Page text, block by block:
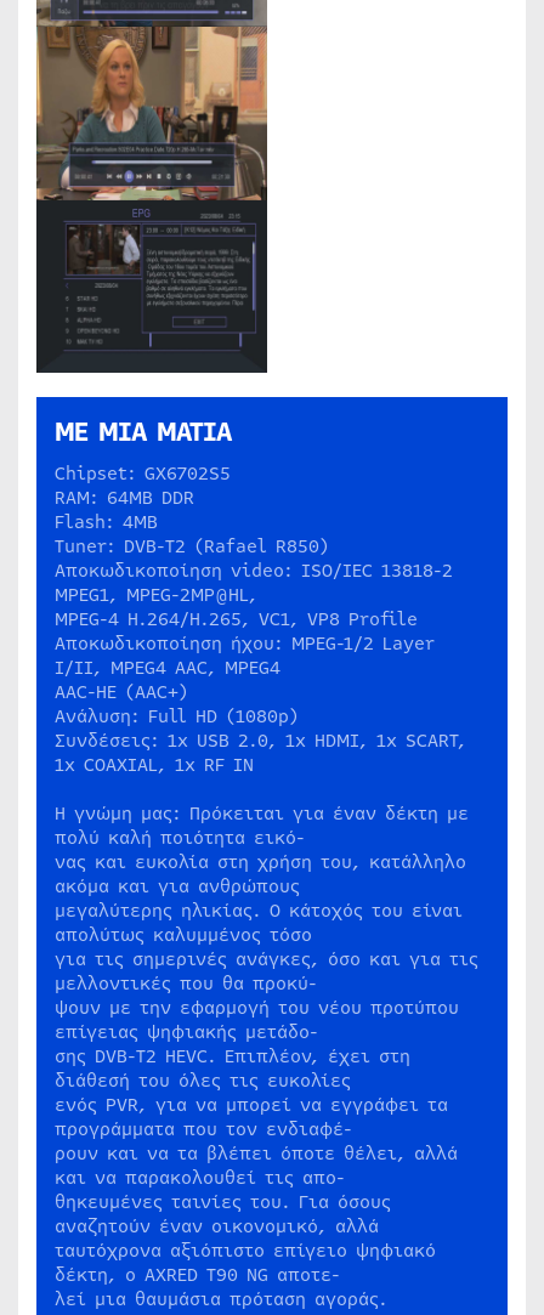
ΜΕ ΜΙΑ ΜΑΤΙΑ
Chipset: GX6702S5
RAM: 64MB DDR
Flash: 4MB
Tuner: DVB-T2 (Rafael R850)
Αποκωδικοποίηση video: ISO/IEC 13818-2
MPEG1, MPEG-2MP@HL,
MPEG-4 H.264/H.265, VC1, VP8 Profile
Αποκωδικοποίηση ήχου: MPEG-1/2 Layer
I/II, MPEG4 AAC, MPEG4
AAC-HE (AAC+)
Ανάλυση: Full HD (1080p)
Συνδέσεις: 1x USB 2.0, 1x HDMI, 1x SCART,
1x COAXIAL, 1x RF IN
Η γνώμη μας: Πρόκειται για έναν δέκτη με
πολύ καλή ποιότητα εικό-
νας και ευκολία στη χρήση του, κατάλληλο
ακόμα και για ανθρώπους
μεγαλύτερης ηλικίας. Ο κάτοχός του είναι
απολύτως καλυμμένος τόσο
για τις σημερινές ανάγκες, όσο και για τις
μελλοντικές που θα προκύ-
ψουν με την εφαρμογή του νέου προτύπου
επίγειας ψηφιακής μετάδο-
σης DVB-T2 HEVC. Επιπλέον, έχει στη
διάθεσή του όλες τις ευκολίες
ενός PVR, για να μπορεί να εγγράφει τα
προγράμματα που τον ενδιαφέ-
ρουν και να τα βλέπει όποτε θέλει, αλλά
και να παρακολουθεί τις απο-
θηκευμένες ταινίες του. Για όσους
αναζητούν έναν οικονομικό, αλλά
ταυτόχρονα αξιόπιστο επίγειο ψηφιακό
δέκτη, ο AXRED T90 NG αποτε-
λεί μια θαυμάσια πρόταση αγοράς.